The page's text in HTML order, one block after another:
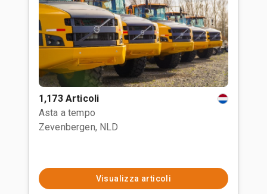
1,173 Articoli
Asta a tempo
Zevenbergen, NLD
Visualizza articoli